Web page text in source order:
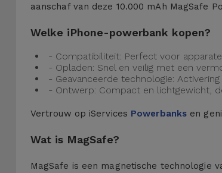
aanschaf van deze 10.000 mAh MagSafe
Welke iPhone-powerbank kopen?
- Compatibiliteit: Perfect voor
- Opladen: Snel en veilig met een
- Geavanceerde technologie:
- Ontwerp: Compact en lichtgewicht,
Vertrouw op iServices Powerbanks en
Wat is MagSafe?
MagSafe is een magnetische technologie